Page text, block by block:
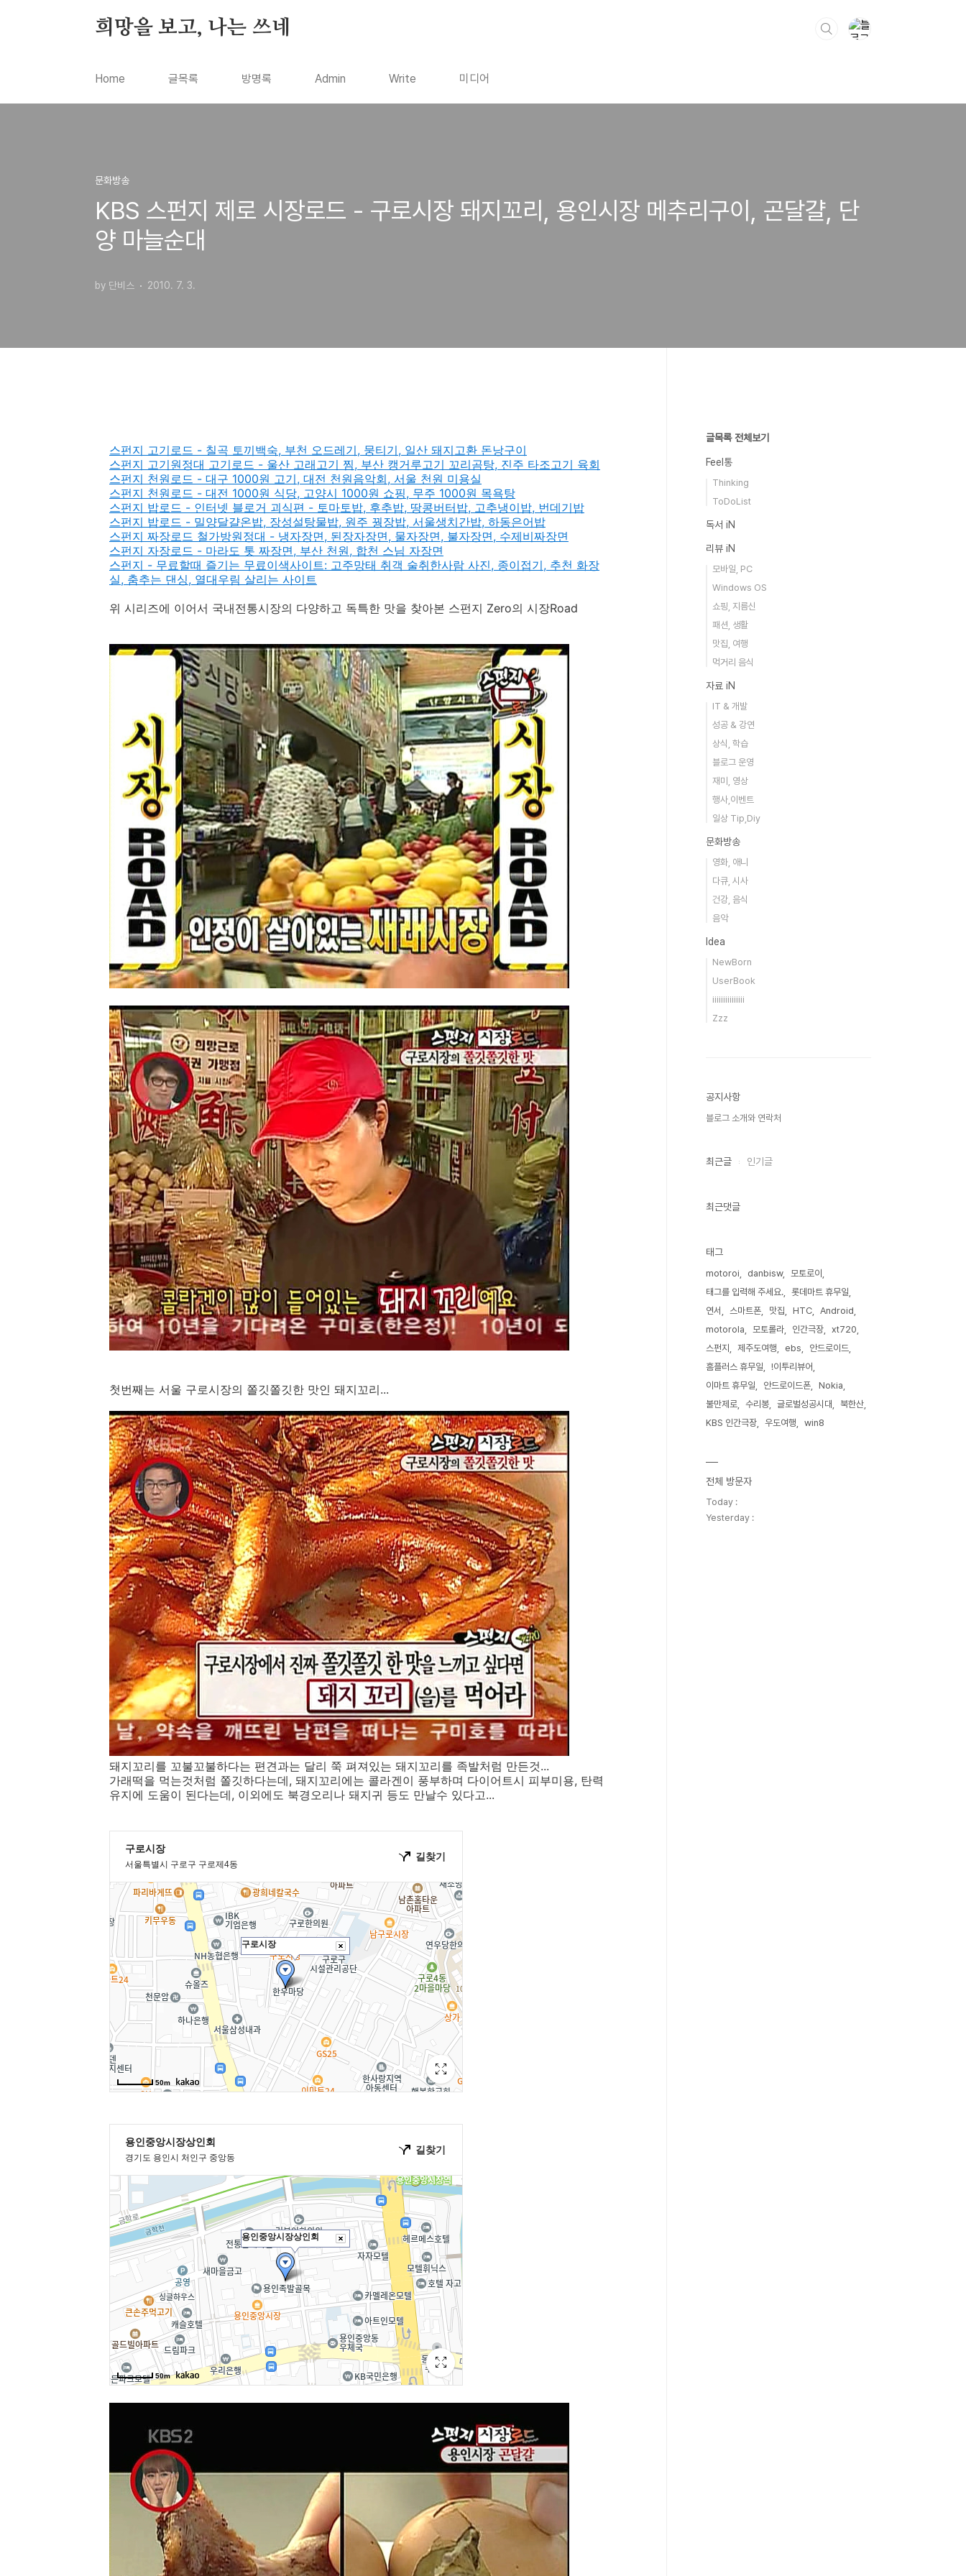
희망을 보고, 나는 쓰네
Home 글목록 방명록 Admin Write 미디어
문화방송
KBS 스펀지 제로 시장로드 - 구로시장 돼지꼬리, 용인시장 메추리구이, 곤달걀, 단
양 마늘순대
by 단비스 2010. 7. 3.
스펀지 고기로드 - 칠곡 토끼백숙, 부천 오드레기, 뭉티기, 일산 돼지고환 돈낭구이
스펀지 고기원정대 고기로드 - 울산 고래고기 찜, 부산 캥거루고기 꼬리곰탕, 진주 타조고기 육회
스펀지 천원로드 - 대구 1000원 고기, 대전 천원음악회, 서울 천원 미용실
스펀지 천원로드 - 대전 1000원 식당, 고양시 1000원 쇼핑, 무주 1000원 목욕탕
스펀지 밥로드 - 인터넷 블로거 괴식편 - 토마토밥, 후추밥, 땅콩버터밥, 고추냉이밥, 번데기밥
스펀지 밥로드 - 밀양달걀온밥, 장성설탕물밥, 원주 꿩장밥, 서울생치간밥, 하동은어밥
스펀지 짜장로드 철가방원정대 - 냉자장면, 된장자장면, 물자장면, 불자장면, 수제비짜장면
스펀지 자장로드 - 마라도 톳 짜장면, 부산 천원, 합천 스님 자장면
스펀지 - 무료할때 즐기는 무료이색사이트: 고주망태 취객 술취한사람 사진, 종이접기, 추천 화장
실, 춤추는 댄싱, 열대우림 살리는 사이트
위 시리즈에 이어서 국내전통시장의 다양하고 독특한 맛을 찾아본 스펀지 Zero의 시장Road
첫번째는 서울 구로시장의 쫄깃쫄깃한 맛인 돼지꼬리...
돼지꼬리를 꼬불꼬불하다는 편견과는 달리 쭉 펴져있는 돼지꼬리를 족발처럼 만든것...
가래떡을 먹는것처럼 쫄깃하다는데, 돼지꼬리에는 콜라겐이 풍부하며 다이어트시 피부미용, 탄력
유지에 도움이 된다는데, 이외에도 북경오리나 돼지귀 등도 만날수 있다고...
글목록 전체보기
Feel통
Thinking
ToDoList
독서 iN
리뷰 iN
모바일, PC
Windows OS
쇼핑, 지름신
패션, 생활
맛집, 여행
먹거리 음식
자료 iN
IT & 개발
성공 & 강연
상식, 학습
블로그 운영
재미, 영상
행사,이벤트
일상 Tip,Diy
문화방송
영화, 애니
다큐, 시사
건강, 음식
음악
Idea
NewBorn
UserBook
iiiiiiiiiiiiiii
Zzz
공지사항
블로그 소개와 연락처
최근글 인기글
최근댓글
태그
motoroi danbisw
모토로이
태그를 입력해 주세요.
롯데마트 휴무일
연서
스마트폰 맛집 HTC
Android
motorola
모토롤라 인간극장
xt720
스펀지
제주도여행 ebs
안드로이드
홈플러스 휴무일
!이투리뷰어
이마트 휴무일
안드로이드폰
Nokia
불만제로
수리봉 글로벌성공시대
북한산
KBS 인간극장
우도여행 win8
전체 방문자
Today :
Yesterday :